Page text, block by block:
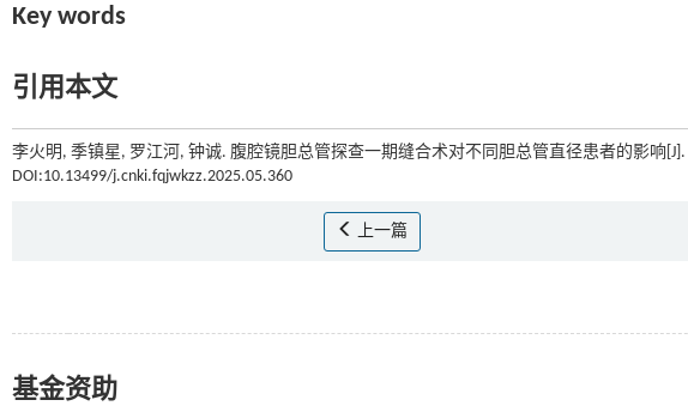
Key words
引用本文
李火明, 季镇星, 罗江河, 钟诚. 腹腔镜胆总管探查一期缝合术对不同胆总管直径患者的影响[J].
DOI:10.13499/j.cnki.fqjwkzz.2025.05.360
上一篇
基金资助